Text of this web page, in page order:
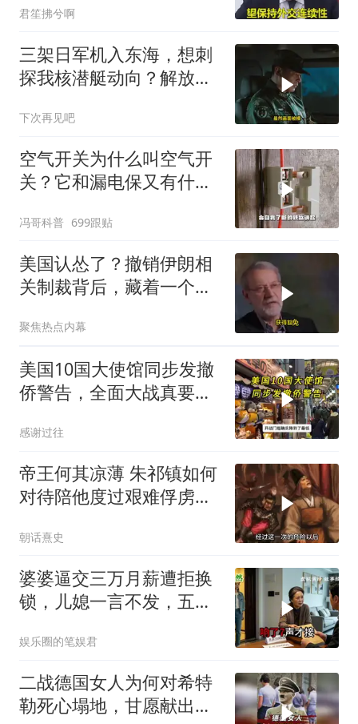
君笙拂兮啊
三架日军机入东海，想刺
探我核潜艇动向？解放军
下次再见吧
空气开关为什么叫空气开
关？它和漏电保又有什么
冯哥科普 699跟贴
美国认怂了？撤销伊朗相
关制裁背后，藏着一个说
聚焦热点内幕
美国10国大使馆同步发撤
侨警告，全面大战真要来
感谢过往
帝王何其凉薄 朱祁镇如何
对待陪他度过艰难俘虏生
朝话熹史
婆婆逼交三万月薪遭拒换
锁，儿媳一言不发，五天
娱乐圈的笔娱君
二战德国女人为何对希特
勒死心塌地，甘愿献出一